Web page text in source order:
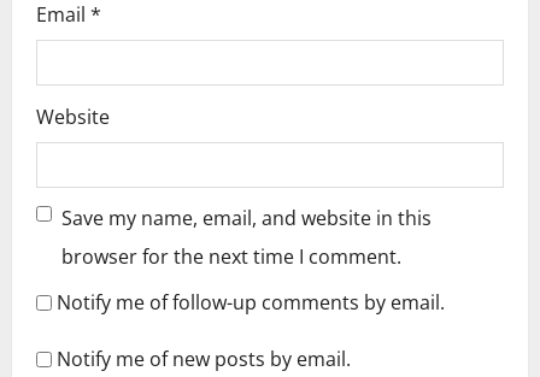
Email *
Website
Save my name, email, and website in this
browser for the next time I comment.
Notify me of follow-up comments by email.
Notify me of new posts by email.